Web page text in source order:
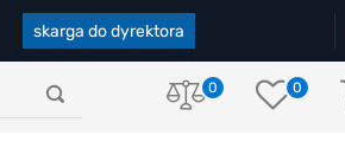
skarga do dyrektora
0 0